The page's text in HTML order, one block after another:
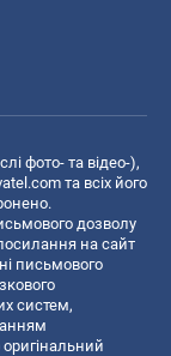
фото- та відео-),
та всіх його
дозволу
на сайт
письмового
систем,